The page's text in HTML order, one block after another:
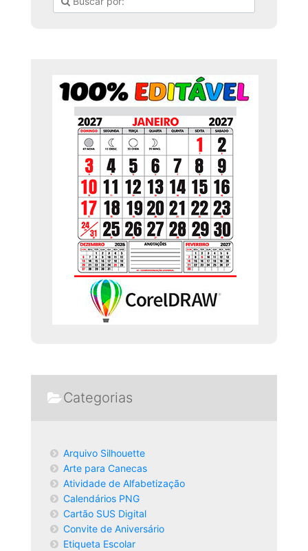
Categorias
Arquivo Silhouette
Arte para Canecas
Atividade de Alfabetização
Calendários PNG
Cartão SUS Digital
Convite de Aniversário
Etiqueta Escolar